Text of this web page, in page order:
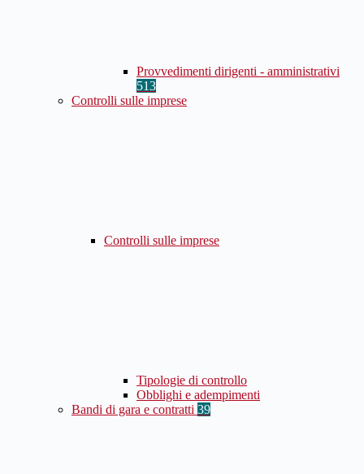
Provvedimenti dirigenti - amministrativi
513
Controlli sulle imprese
Controlli sulle imprese
Tipologie di controllo
Obblighi e adempimenti
Bandi di gara e contratti 39